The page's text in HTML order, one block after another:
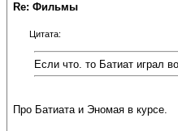
Re: Фильмы
Цитата:
Если что. то Батиат играл
Про Батиата и Эномая в курсе.